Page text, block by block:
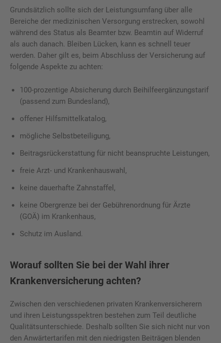
Grundsätzlich sollte sich der Leistungsumfang über alle
Bereiche der medizinischen Versorgung erstrecken, sowohl
während des Status als Beamter bzw. Beamtin auf Widerruf
als auch danach. Bleiben Lücken, kann es schnell teuer
werden. Daher gilt es, beim Abschluss der Versicherung auf
folgende Aspekte zu achten:
100-prozentige Absicherung durch Beihilfeergänzungstarif
(passend zum Bundesland),
offener Hilfsmittelkatalog,
mögliche Selbstbeteiligung,
Beitragsrückerstattung für nicht beanspruchte Leistungen,
freie Arzt- und Krankenhauswahl,
keine dauerhafte Zahnstaffel,
keine Obergrenze bei der Gebührenordnung für Ärzte
(GOÄ) im Krankenhaus,
Schutz im Ausland.
Worauf sollten Sie bei der Wahl ihrer
Krankenversicherung achten?
Zwischen den verschiedenen privaten Krankenversicherern
und ihren Leistungsspektren bestehen zum Teil deutliche
Qualitätsunterschiede. Deshalb sollten Sie sich nicht nur von
den Anwärtertarifen mit den niedrigsten Beiträgen blenden